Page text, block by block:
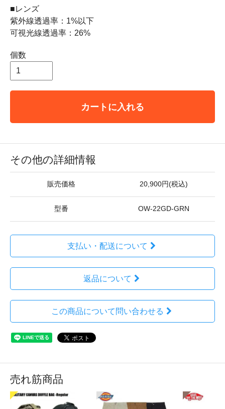
■レンズ
紫外線透過率：1%以下
可視光線透過率：26%
個数
カートに入れる
その他の詳細情報
販売価格 20,900円(税込)
型番 OW-22GD-GRN
支払い・配送について
返品について
この商品について問い合わせる
売れ筋商品